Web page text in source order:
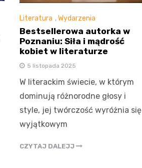
Literatura ,Wydarzenia
Bestsellerowa autorka w
Poznaniu: Siła i mądrość
kobiet w literaturze
5 listopada 2025
W literackim świecie, w którym
dominują różnorodne głosy i
style, jej twórczość wyróżnia się
wyjątkowym
CZYTAJ DALEJJ